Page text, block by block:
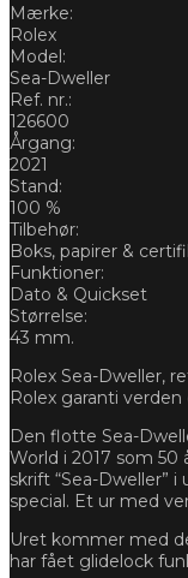
Mærke:
Rolex
Model:
Sea-Dweller
Ref. nr.:
126600
Årgang:
2021
Stand:
100 %
Tilbehør:
Boks, papirer &
Funktioner:
Dato & Quickset
Størrelse:
43 mm.
Rolex Sea-Dweller,
Rolex garanti
Den flotte Sea-
World i 2017 som
skrift “Sea-Dweller”
special. Et ur med
Uret kommer med
har fået glidelock